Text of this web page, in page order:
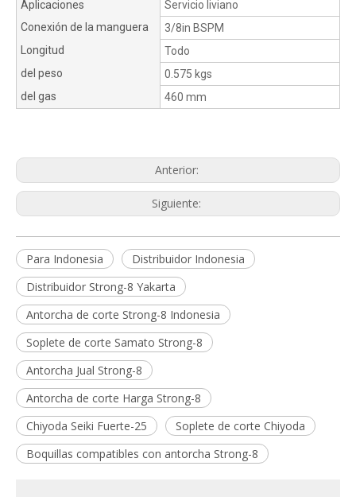
Aplicaciones
Servicio liviano
Conexión de la manguera
3/8in BSPM
Longitud
Todo
del peso
0.575 kgs
del gas
460 mm
Anterior:
Siguiente:
Para Indonesia
Distribuidor Indonesia
Distribuidor Strong-8 Yakarta
Antorcha de corte Strong-8 Indonesia
Soplete de corte Samato Strong-8
Antorcha Jual Strong-8
Antorcha de corte Harga Strong-8
Chiyoda Seiki Fuerte-25
Soplete de corte Chiyoda
Boquillas compatibles con antorcha Strong-8